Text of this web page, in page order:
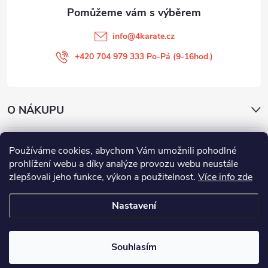
Používáme cookies, abychom Vám umožnili pohodlné
prohlížení webu a díky analýze provozu webu neustále
zlepšovali jeho funkce, výkon a použitelnost. Více info zde
Nastavení
Souhlasím
info@4karate.cz
+420 704 979 333 Po-Pá (9-16hod.)
O NÁKUPU
Facebook
4KARATE
Copyright 2026
cookies